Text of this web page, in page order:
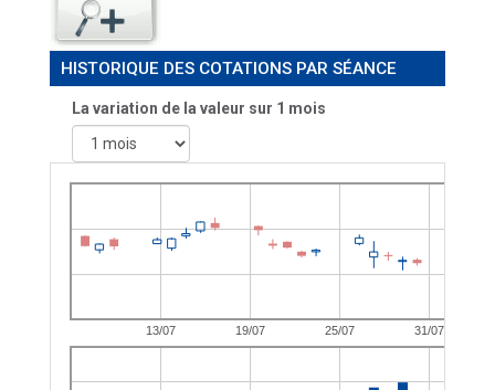
HISTORIQUE DES COTATIONS PAR SÉANCE
La variation de la valeur sur 1 mois